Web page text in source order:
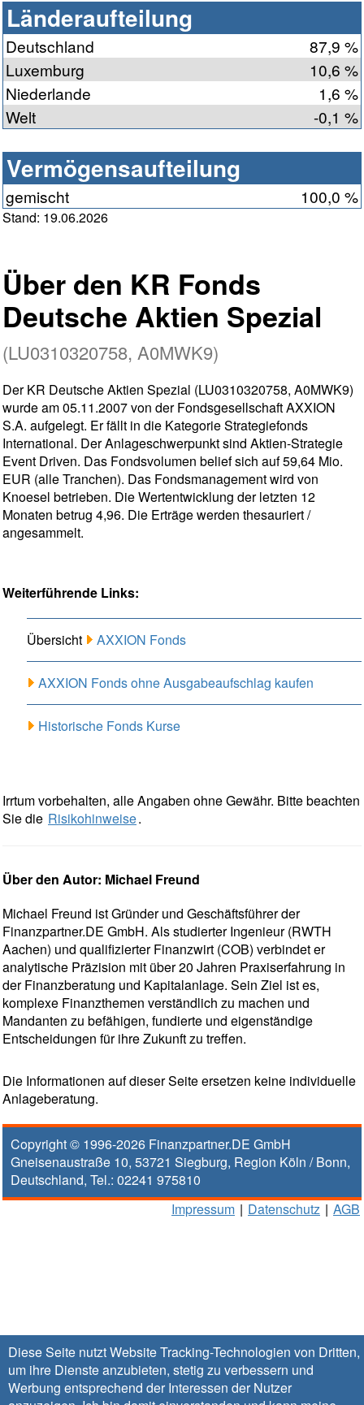
Diese Seite nutzt Website Tracking-Technologien von Dritten,
um ihre Dienste anzubieten, stetig zu verbessern und
Werbung entsprechend der Interessen der Nutzer
Länderaufteilung
Deutschland
87,9 %
Luxemburg
10,6 %
Niederlande
1,6 %
Welt
-0,1 %
Vermögensaufteilung
gemischt 100,0 %
Stand: 19.06.2026
Über den KR Fonds
Deutsche Aktien Spezial
(LU0310320758, A0MWK9)
Der KR Deutsche Aktien Spezial (LU0310320758, A0MWK9)
wurde am 05.11.2007 von der Fondsgesellschaft AXXION
S.A. aufgelegt. Er fällt in die Kategorie Strategiefonds
International. Der Anlageschwerpunkt sind Aktien-Strategie
Event Driven. Das Fondsvolumen belief sich auf 59,64 Mio.
EUR (alle Tranchen). Das Fondsmanagement wird von
Knoesel betrieben. Die Wertentwicklung der letzten 12
Monaten betrug 4,96. Die Erträge werden thesauriert /
angesammelt.
Weiterführende Links:
Übersicht AXXION Fonds
AXXION Fonds ohne Ausgabeaufschlag kaufen
Historische Fonds Kurse
Irrtum vorbehalten, alle Angaben ohne Gewähr. Bitte beachten
Sie die Risikohinweise.
Über den Autor: Michael Freund
Michael Freund ist Gründer und Geschäftsführer der
Finanzpartner.DE GmbH. Als studierter Ingenieur (RWTH
Aachen) und qualifizierter Finanzwirt (COB) verbindet er
analytische Präzision mit über 20 Jahren Praxiserfahrung in
der Finanzberatung und Kapitalanlage. Sein Ziel ist es,
komplexe Finanzthemen verständlich zu machen und
Mandanten zu befähigen, fundierte und eigenständige
Entscheidungen für ihre Zukunft zu treffen.
Die Informationen auf dieser Seite ersetzen keine individuelle
Anlageberatung.
Copyright © 1996-2026 Finanzpartner.DE GmbH
Gneisenaustraße 10, 53721 Siegburg, Region Köln / Bonn,
Deutschland, Tel.: 02241 975810
Impressum | Datenschutz | AGB